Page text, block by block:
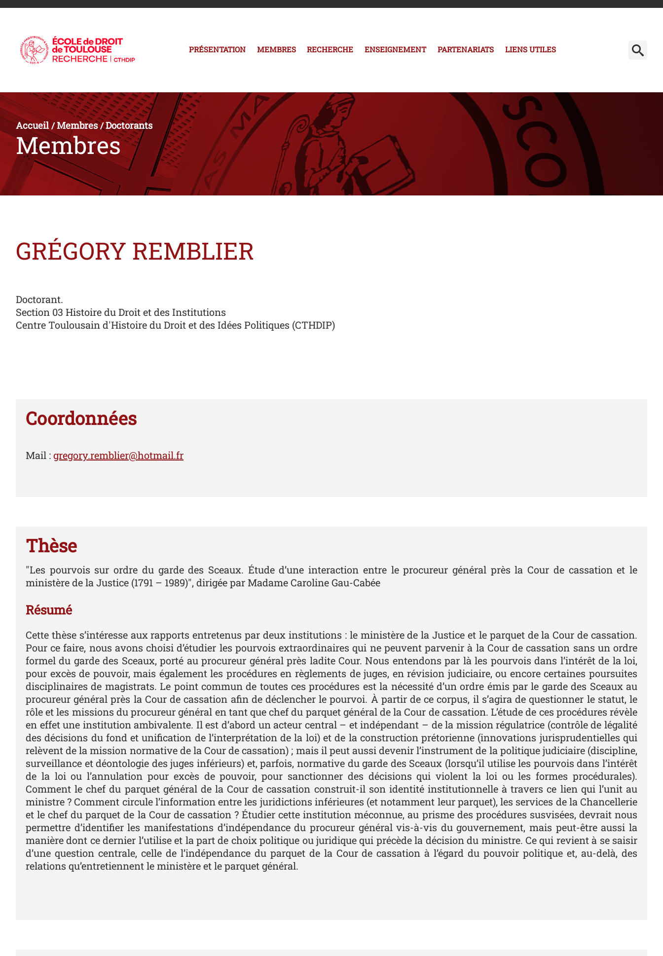
PRÉSENTATION MEMBRES RECHERCHE ENSEIGNEMENT PARTENARIATS LIENS UTILES
Accueil/Membres/Doctorants
Membres
GRÉGORY REMBLIER
Doctorant.
Section 03 Histoire du Droit et des Institutions
Centre Toulousain d'Histoire du Droit et des Idées Politiques (CTHDIP)
Coordonnées
Mail :gregory.remblier@hotmail.fr
Thèse
"Les pourvois sur ordre du garde des Sceaux. Étude d’une interaction entre le procureur général près la Cour de cassation et le
ministère de la Justice (1791 – 1989)", dirigée par Madame Caroline Gau-Cabée
Résumé
Cette thèse s’intéresse aux rapports entretenus par deux institutions : le ministère de la Justice et le parquet de la Cour de cassation.
Pour ce faire, nous avons choisi d’étudier les pourvois extraordinaires qui ne peuvent parvenir à la Cour de cassation sans un ordre
formel du garde des Sceaux, porté au procureur général près ladite Cour. Nous entendons par là les pourvois dans l’intérêt de la loi,
pour excès de pouvoir, mais également les procédures en règlements de juges, en révision judiciaire, ou encore certaines poursuites
disciplinaires de magistrats. Le point commun de toutes ces procédures est la nécessité d’un ordre émis par le garde des Sceaux au
procureur général près la Cour de cassation afin de déclencher le pourvoi. À partir de ce corpus, il s’agira de questionner le statut, le
rôle et les missions du procureur général en tant que chef du parquet général de la Cour de cassation. L’étude de ces procédures révèle
en effet une institution ambivalente. Il est d’abord un acteur central – et indépendant – de la mission régulatrice (contrôle de légalité
des décisions du fond et unification de l’interprétation de la loi) et de la construction prétorienne (innovations jurisprudentielles qui
relèvent de la mission normative de la Cour de cassation) ; mais il peut aussi devenir l’instrument de la politique judiciaire (discipline,
surveillance et déontologie des juges inférieurs) et, parfois, normative du garde des Sceaux (lorsqu’il utilise les pourvois dans l’intérêt
de la loi ou l’annulation pour excès de pouvoir, pour sanctionner des décisions qui violent la loi ou les formes procédurales).
Comment le chef du parquet général de la Cour de cassation construit-il son identité institutionnelle à travers ce lien qui l’unit au
ministre ? Comment circule l’information entre les juridictions inférieures (et notamment leur parquet), les services de la Chancellerie
et le chef du parquet de la Cour de cassation ? Étudier cette institution méconnue, au prisme des procédures susvisées, devrait nous
permettre d’identifier les manifestations d’indépendance du procureur général vis-à-vis du gouvernement, mais peut-être aussi la
manière dont ce dernier l’utilise et la part de choix politique ou juridique qui précède la décision du ministre. Ce qui revient à se saisir
d’une question centrale, celle de l’indépendance du parquet de la Cour de cassation à l’égard du pouvoir politique et, au-delà, des
relations qu’entretiennent le ministère et le parquet général.